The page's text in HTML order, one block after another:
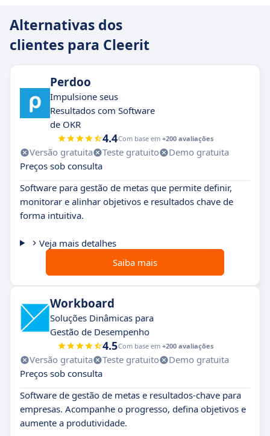
Alternativas dos
clientes para Cleerit
Perdoo
Impulsione seus
Resultados com Software
de OKR
4.4Com base em +200 avaliações
Versão gratuita Teste gratuito
Demo gratuita
Preços sob consulta
Software para gestão de metas que permite definir,
monitorar e alinhar objetivos e resultados chave de
forma intuitiva.
Veja mais detalhes
Saiba mais
Workboard
Soluções Dinâmicas para
Gestão de Desempenho
4.5Com base em +200 avaliações
Versão gratuita Teste gratuito
Demo gratuita
Preços sob consulta
Software de gestão de metas e resultados-chave para
empresas. Acompanhe o progresso, defina objetivos e
aumente a produtividade.